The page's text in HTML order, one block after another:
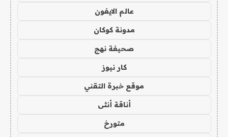
عالم الايفون
مدونة كوكان
صحيفة نهج
كار نيوز
موقع خبرة التقني
أناقة أنثى
متورخ